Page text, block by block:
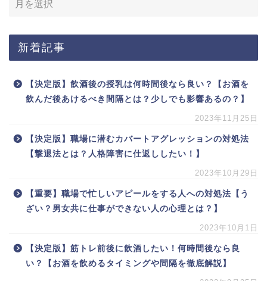
新着記事
【決定版】飲酒後の授乳は何時間後なら良い？【お酒を
飲んだ後あけるべき間隔とは？少しでも影響あるの？】
2023年11月25日
【決定版】職場に潜むカバートアグレッションの対処法
【撃退法とは？人格障害に仕返ししたい！】
2023年10月29日
【重要】職場で忙しいアピールをする人への対処法【う
ざい？男女共に仕事ができない人の心理とは？】
2023年10月1日
【決定版】筋トレ前後に飲酒したい！何時間後なら良
い？【お酒を飲めるタイミングや間隔を徹底解説】